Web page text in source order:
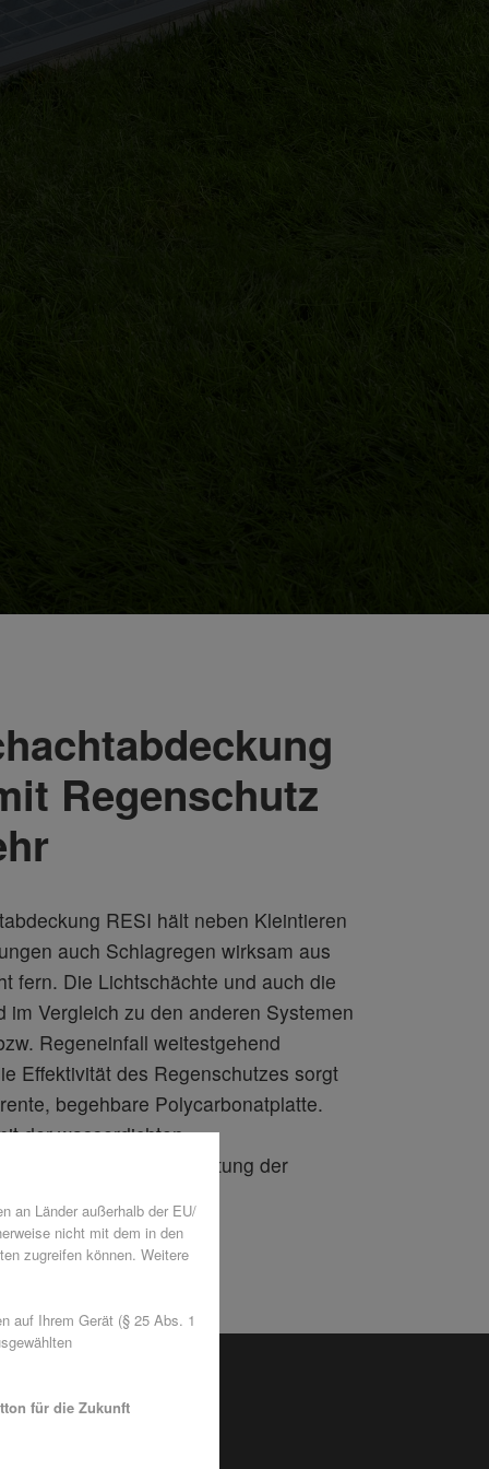
Regenschutz
RESI hält neben Kleintieren
auch Schlagregen wirksam aus
fern. Die Lichtschächte und auch die
im Vergleich zu den anderen Systemen
Regeneinfall weitestgehend
Effektivität des Regenschutzes sorgt
begehbare Polycarbonatplatte.
der wasserdichten
die sichere Belüftung der
an Länder außerhalb der EU/
nicht mit dem in den
zugreifen können. Weitere
auf Ihrem Gerät (§ 25 Abs. 1
für die Zukunft